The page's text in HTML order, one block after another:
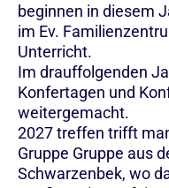
beginnen in diesem
im Ev.
Unterricht.
Im drauffolgenden
Konfertagen und
weitergemacht.
2027 treffen trifft
Gruppe Gruppe aus
Schwarzenbek, wo